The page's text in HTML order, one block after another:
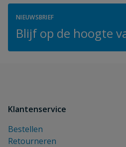
NIEUWSBRIEF
Blijf op de hoogte
Klantenservice
Bestellen
Retourneren